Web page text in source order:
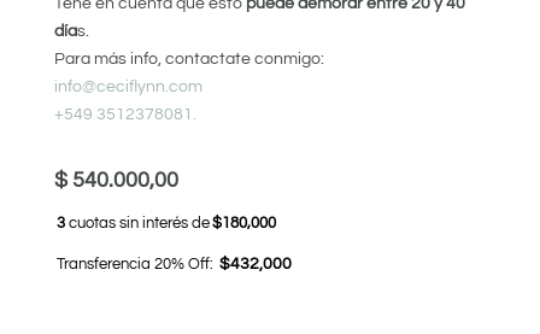
Tené en cuenta que esto puede demorar entre 20 y 40
días.
Para más info, contactate conmigo:
info@ceciflynn.com
+549 3512378081.
$540.000,00
3cuotas sin interés de$180,000
Transferencia 20% Off: $432,000